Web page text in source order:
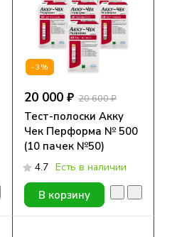
-3%
20 000 ₽ 20 600 ₽
Тест-полоски Акку
Чек Перформа № 500
(10 пачек №50)
4.7 Есть в наличии
В корзину